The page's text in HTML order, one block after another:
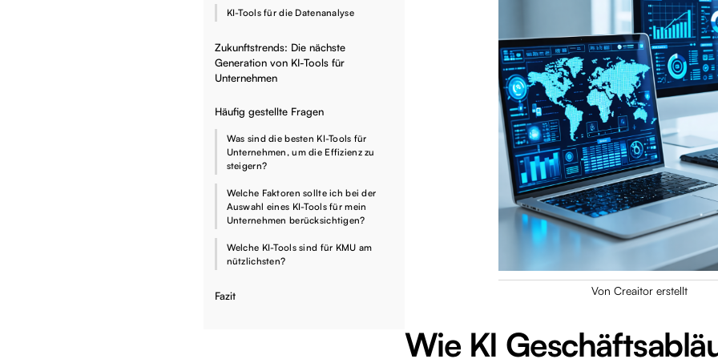
KI-Tools für die Datenanalyse
Zukunftstrends: Die nächste
Generation von KI-Tools für
Unternehmen
Häufig gestellte Fragen
Was sind die besten KI-Tools für
Unternehmen, um die Effizienz zu
steigern?
Welche Faktoren sollte ich bei der
Auswahl eines KI-Tools für mein
Unternehmen berücksichtigen?
Welche KI-Tools sind für KMU am
nützlichsten?
Fazit Von Creaitor erstellt
Wie KI